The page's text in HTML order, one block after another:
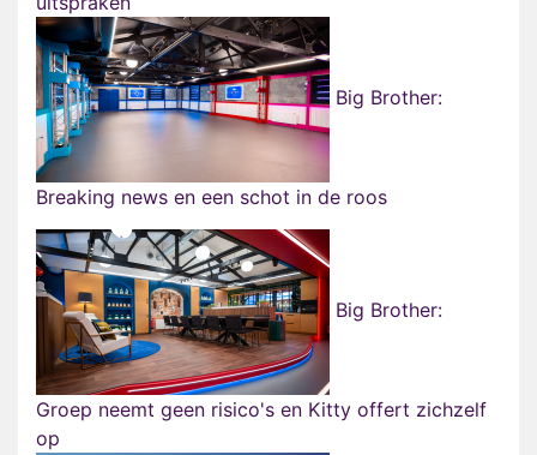
Big Brother:
Breaking news en een schot in de roos
Big Brother:
Groep neemt geen risico's en Kitty offert zichzelf
op